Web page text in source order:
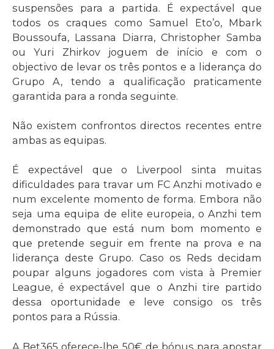
suspensões para a partida. É expectável que
todos os craques como Samuel Eto’o, Mbark
Boussoufa, Lassana Diarra, Christopher Samba
ou Yuri Zhirkov joguem de início e com o
objectivo de levar os três pontos e a liderança do
Grupo A, tendo a qualificação praticamente
garantida para a ronda seguinte.
Não existem confrontos directos recentes entre
ambas as equipas.
É expectável que o Liverpool sinta muitas
dificuldades para travar um FC Anzhi motivado e
num excelente momento de forma. Embora não
seja uma equipa de elite europeia, o Anzhi tem
demonstrado que está num bom momento e
que pretende seguir em frente na prova e na
liderança deste Grupo. Caso os Reds decidam
poupar alguns jogadores com vista à Premier
League, é expectável que o Anzhi tire partido
dessa oportunidade e leve consigo os três
pontos para a Rússia.
A Bet365 oferece-lhe 50€ de bónus para apostar